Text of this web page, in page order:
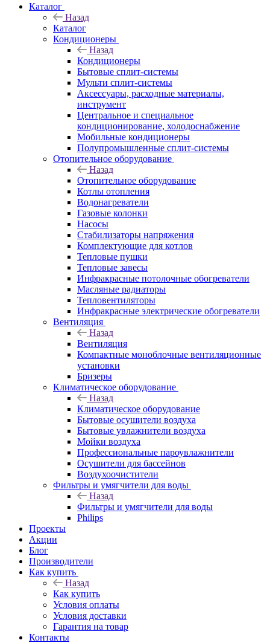
Каталог
Назад
Каталог
Кондиционеры
Назад
Кондиционеры
Бытовые сплит-системы
Мульти сплит-системы
Аксессуары, расходные материалы,
инструмент
Центральное и специальное
кондиционирование, холодоснабжение
Мобильные кондиционеры
Полупромышленные сплит-системы
Отопительное оборудование
Назад
Отопительное оборудование
Котлы отопления
Водонагреватели
Газовые колонки
Насосы
Стабилизаторы напряжения
Комплектующие для котлов
Тепловые пушки
Тепловые завесы
Инфракрасные потолочные обогреватели
Масляные радиаторы
Тепловентиляторы
Инфракрасные электрические обогреватели
Вентиляция
Назад
Вентиляция
Компактные моноблочные вентиляционные
установки
Бризеры
Климатическое оборудование
Назад
Климатическое оборудование
Бытовые осушители воздуха
Бытовые увлажнители воздуха
Мойки воздуха
Профессиональные пароувлажнители
Осушители для бассейнов
Воздухоочистители
Фильтры и умягчители для воды
Назад
Фильтры и умягчители для воды
Philips
Проекты
Акции
Блог
Производители
Как купить
Назад
Как купить
Условия оплаты
Условия доставки
Гарантия на товар
Контакты